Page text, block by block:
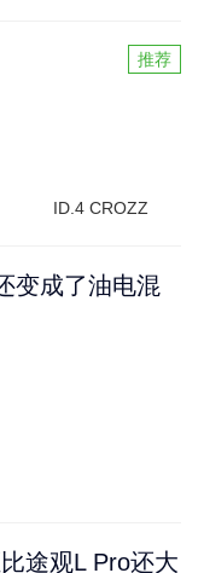
推荐
ID.4 CROZZ
变成了油电混
途观L Pro还大